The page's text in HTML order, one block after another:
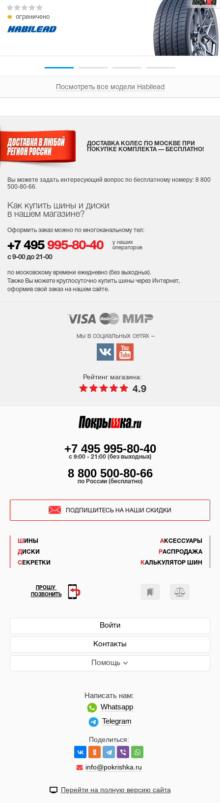
ограничено
Посмотреть все модели Habilead
Как купить шины и диски
в нашем магазине?
Оформить заказ можно по многоканальному тел:
+7 495 995-80-40
у наших
операторов
с 9-00 до 21-00
по московскому времени ежедневно (без выходных).
Также Вы можете круглосуточно купить шины через Интернет,
оформив свой заказ на нашем сайте.
ДОСТАВКА КОЛЕС ПО МОСКВЕ ПРИ
ПОКУПКЕ КОМПЛЕКТА — БЕСПЛАТНО!
Вы можете задать интересующий вопрос по бесплатному номеру: 8 800
500-80-66.
мы в социальных сетях –
Рейтинг магазина:
4.9
ШИНЫ
ДИСКИ
СЕКРЕТКИ
АКСЕССУАРЫ
РАСПРОДАЖА
КАЛЬКУЛЯТОР ШИН
Войти
Контакты
Помощь
Поделиться:
info@pokrishka.ru
Написать нам:
Whatsapp
Telegram
+7 495 995-80-40
c 9:00 - 21:00 (без выходных)
8 800 500-80-66
по России (бесплатно)
ПОДПИШИТЕСЬ НА НАШИ СКИДКИ
ПРОШУ
ПОЗВОНИТЬ
Перейти на полную версию сайта